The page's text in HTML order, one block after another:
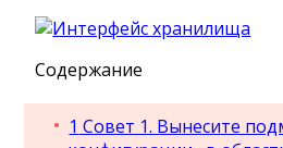
Содержание
1 Совет 1. Вынесите